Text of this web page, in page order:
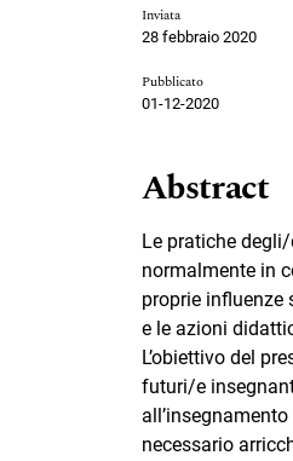
Inviata
28 febbraio 2020
Pubblicato
01-12-2020
Abstract
Le pratiche
normalmente in
proprie influenze
e le azioni
L’obiettivo del
futuri/e
necessario